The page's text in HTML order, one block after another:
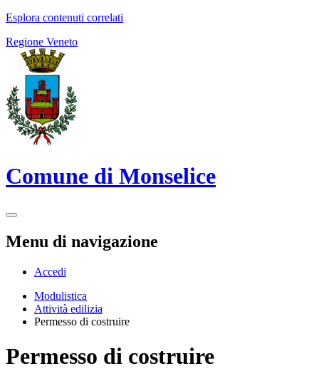
Esplora contenuti correlati
Regione Veneto
Comune di Monselice
Menu di navigazione
Accedi
Modulistica
Attività edilizia
Permesso di costruire
Permesso di costruire